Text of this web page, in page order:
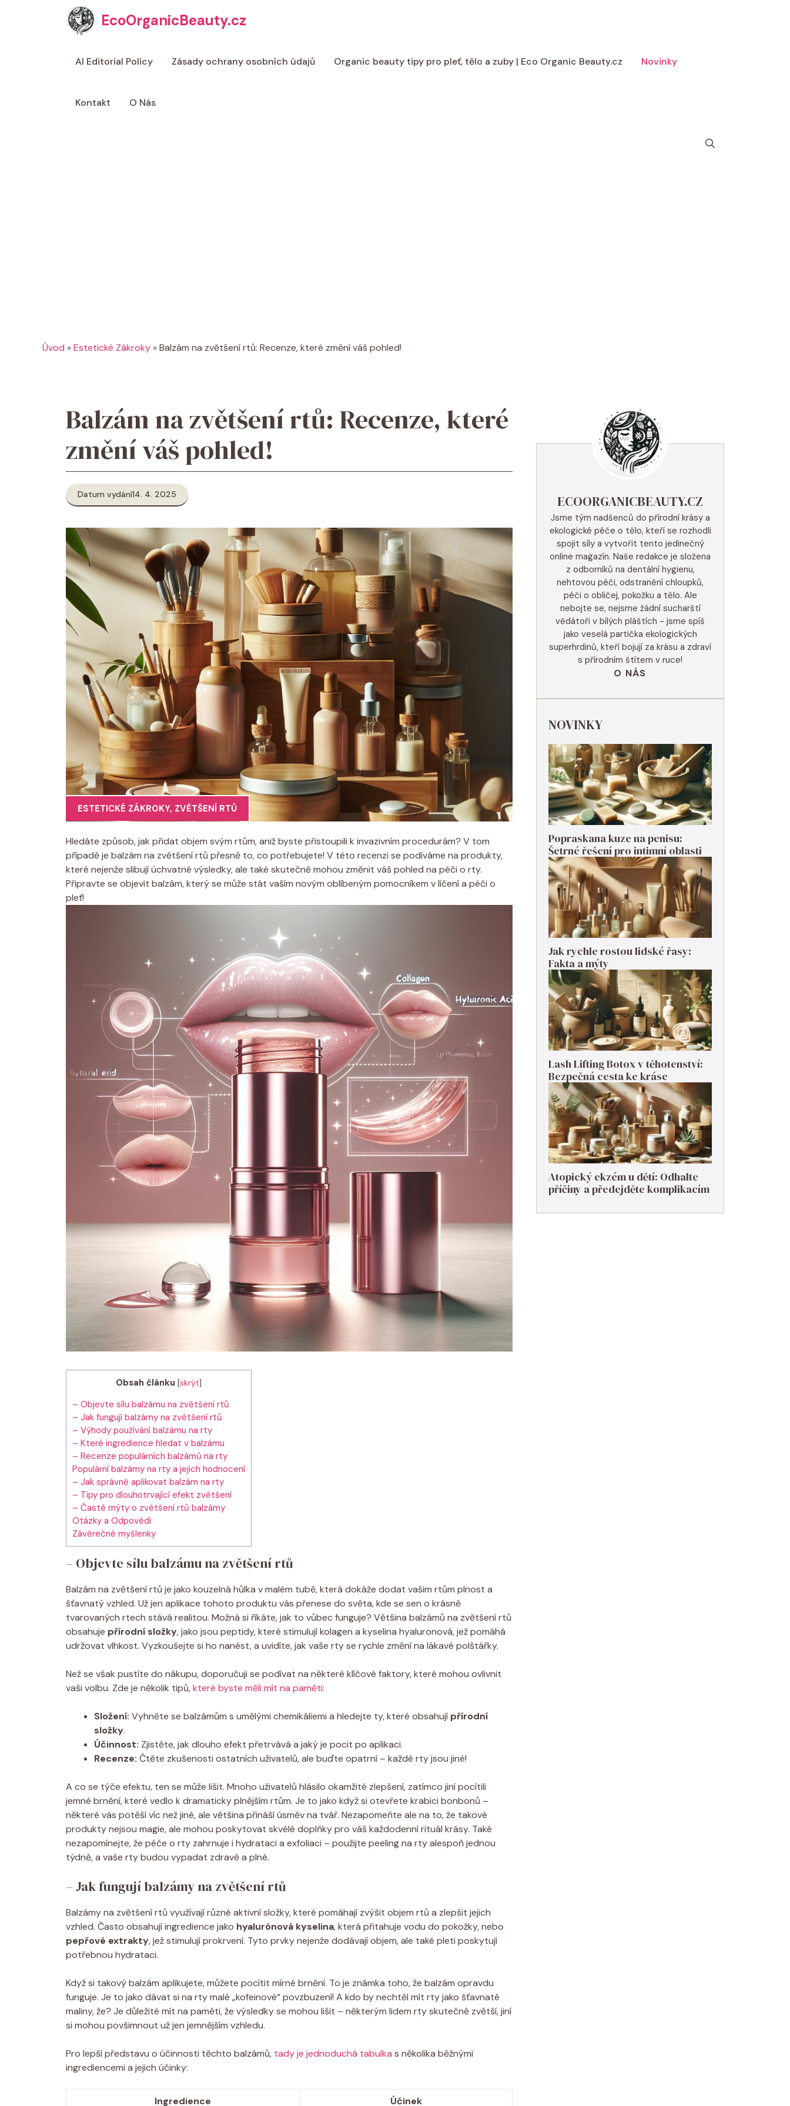
EcoOrganicBeauty.cz
AI Editorial Policy Zásady ochrany osobních údajů Organic beauty tipy pro pleť, tělo a zuby | Eco Organic Beauty.cz Novinky
Kontakt O Nás
Úvod »Estetické Zákroky »Balzám na zvětšení rtů: Recenze, které změní váš pohled!
Balzám na zvětšení rtů: Recenze, které
změní váš pohled!
Datum vydání14. 4. 2025
ESTETICKÉ ZÁKROKY, ZVĚTŠENÍ RTŮ
Hledáte způsob, jak přidat objem svým rtům, aniž byste přistoupili k invazivním procedurám? V tom
případě je balzám na zvětšení rtů přesně to, co potřebujete! V této recenzi se podíváme na produkty,
které nejenže slibují úchvatné výsledky, ale také skutečně mohou změnit váš pohled na péči o rty.
Připravte se objevit balzám, který se může stát vaším novým oblíbeným pomocníkem v líčení a péči o
pleť!
Obsah článku [skrýt]
– Objevte sílu balzámu na zvětšení rtů
– Jak fungují balzámy na zvětšení rtů
– Výhody používání balzámu na rty
– Které ingredience hledat v balzámu
– Recenze populárních balzámů na rty
Populární balzámy na rty a jejich hodnocení
– Jak správně aplikovat balzám na rty
– Tipy pro dlouhotrvající efekt zvětšení
– Časté mýty o zvětšení rtů balzámy
Otázky a Odpovědi
Závěrečné myšlenky
– Objevte sílu balzámu na zvětšení rtů
Balzám na zvětšení rtů je jako kouzelná hůlka v malém tubě, která dokáže dodat vašim rtům plnost a
šťavnatý vzhled. Už jen aplikace tohoto produktu vás přenese do světa, kde se sen o krásně
tvarovaných rtech stává realitou. Možná si říkáte, jak to vůbec funguje? Většina balzámů na zvětšení rtů
obsahuje přírodní složky, jako jsou peptidy, které stimulují kolagen a kyselina hyaluronová, jež pomáhá
udržovat vlhkost. Vyzkoušejte si ho nanést, a uvidíte, jak vaše rty se rychle změní na lákavé polštářky.
Než se však pustíte do nákupu, doporučuji se podívat na některé klíčové faktory, které mohou ovlivnit
vaši volbu. Zde je několik tipů,které byste měli mít na paměti:
Složení: Vyhněte se balzámům s umělými chemikáliemi a hledejte ty, které obsahují přírodní
složky.
Účinnost: Zjistěte, jak dlouho efekt přetrvává a jaký je pocit po aplikaci.
Recenze: Čtěte zkušenosti ostatních uživatelů, ale buďte opatrní – každé rty jsou jiné!
A co se týče efektu, ten se může lišit. Mnoho uživatelů hlásilo okamžité zlepšení, zatímco jiní pocítili
jemné brnění, které vedlo k dramaticky plnějším rtům. Je to jako když si otevřete krabici bonbonů –
některé vás potěší víc než jiné, ale většina přináší úsměv na tvář. Nezapomeňte ale na to, že takové
produkty nejsou magie, ale mohou poskytovat skvélé doplňky pro váš každodenní rituál krásy. Také
nezapomínejte, že péče o rty zahrnuje i hydrataci a exfoliaci – použijte peeling na rty alespoň jednou
týdně, a vaše rty budou vypadat zdravě a plné.
– Jak fungují balzámy na zvětšení rtů
Balzámy na zvětšení rtů využívají různé aktivní složky, které pomáhají zvýšit objem rtů a zlepšit jejich
vzhled. Často obsahují ingredience jako hyalurónová kyselina, která přitahuje vodu do pokožky, nebo
pepřové extrakty, jež stimulují prokrvení. Tyto prvky nejenže dodávají objem, ale také pleti poskytují
potřebnou hydrataci.
Když si takový balzám aplikujete, můžete pocítit mírné brnění. To je známka toho, že balzám opravdu
funguje. Je to jako dávat si na rty malé „kofeinové“ povzbuzení! A kdo by nechtěl mít rty jako šťavnaté
maliny, že? Je důležité mít na paměti, že výsledky se mohou lišit – některým lidem rty skutečně zvětší, jiní
si mohou povšimnout už jen jemnějším vzhledu.
Pro lepší představu o účinnosti těchto balzámů, tady je jednoduchá tabulka s několika běžnými
ingrediencemi a jejich účinky:
Ingredience Účinek
ECOORGANICBEAUTY.CZ
Jsme tým nadšenců do přírodní krásy a
ekologické péče o tělo, kteří se rozhodli
spojit síly a vytvořit tento jedinečný
online magazín. Naše redakce je složena
z odborníků na dentální hygienu,
nehtovou péči, odstranění chloupků,
péči o obličej, pokožku a tělo. Ale
nebojte se, nejsme žádní sucharští
vědátoři v bílých pláštích - jsme spíš
jako veselá partička ekologických
superhrdinů, kteří bojují za krásu a zdraví
s přírodním štítem v ruce!
O NÁS
NOVINKY
Popraskana kuze na penisu:
Šetrné řešení pro intimní oblasti
Jak rychle rostou lidské řasy:
Fakta a mýty
Lash Lifting Botox v těhotenství:
Bezpečná cesta ke kráse
Atopický ekzém u dětí: Odhalte
příčiny a předejděte komplikacím